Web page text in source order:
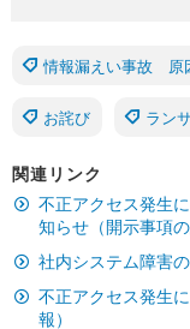
情報漏えい事故 原
お詫び ラン
関連リンク
不正アクセス発生
知らせ（開示事項の
社内システム障害
不正アクセス発生
報）